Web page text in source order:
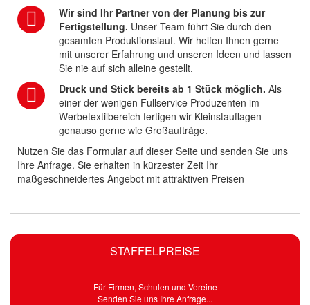
STAFFELPREISE
Für Firmen, Schulen und Vereine
Senden Sie uns Ihre Anfrage...
Wir sind Ihr Partner von der Planung bis zur
Fertigstellung. Unser Team führt Sie durch den
gesamten Produktionslauf. Wir helfen Ihnen gerne
mit unserer Erfahrung und unseren Ideen und lassen
Sie nie auf sich alleine gestellt.
Druck und Stick bereits ab 1 Stück möglich. Als
einer der wenigen Fullservice Produzenten im
Werbetextilbereich fertigen wir Kleinstauflagen
genauso gerne wie Großaufträge.
Nutzen Sie das Formular auf dieser Seite und senden Sie uns
Ihre Anfrage. Sie erhalten in kürzester Zeit Ihr
maßgeschneidertes Angebot mit attraktiven Preisen